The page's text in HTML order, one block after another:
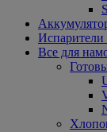
Все для